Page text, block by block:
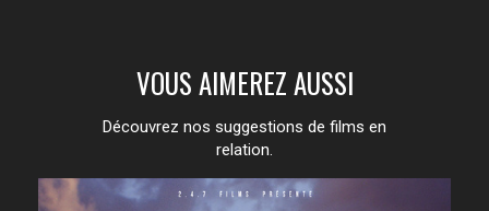
VOUS AIMEREZ AUSSI
Découvrez nos suggestions de films en
relation.